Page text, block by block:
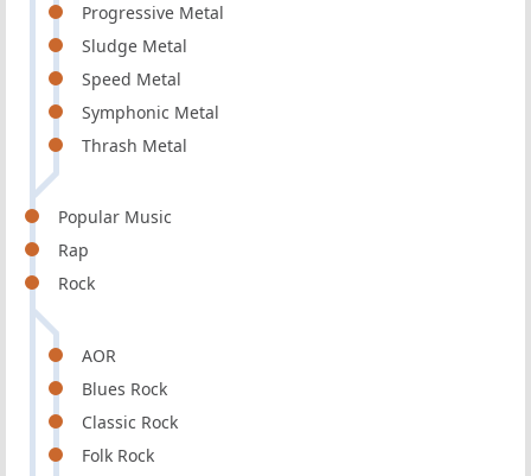
Progressive Metal
Sludge Metal
Speed Metal
Symphonic Metal
Thrash Metal
Popular Music
Rap
Rock
AOR
Blues Rock
Classic Rock
Folk Rock